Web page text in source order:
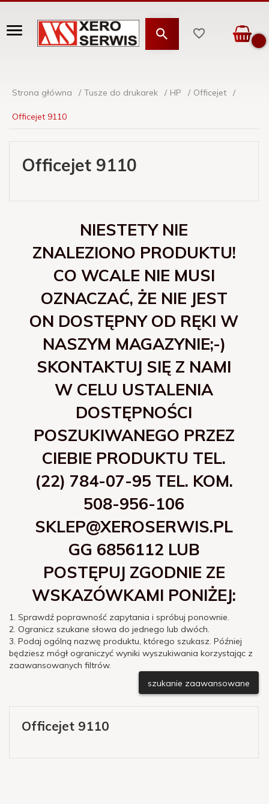
Strona główna Tusze do drukarek HP Officejet
Officejet 9110
Officejet 9110
NIESTETY NIE
ZNALEZIONO PRODUKTU!
CO WCALE NIE MUSI
OZNACZAĆ, ŻE NIE JEST
ON DOSTĘPNY OD RĘKI W
NASZYM MAGAZYNIE;-)
SKONTAKTUJ SIĘ Z NAMI
W CELU USTALENIA
DOSTĘPNOŚCI
POSZUKIWANEGO PRZEZ
CIEBIE PRODUKTU TEL.
(22) 784-07-95 TEL. KOM.
508-956-106
SKLEP@XEROSERWIS.PL
GG 6856112 LUB
POSTĘPUJ ZGODNIE ZE
WSKAZÓWKAMI PONIŻEJ:
1. Sprawdź poprawność zapytania i spróbuj ponownie.
2. Ogranicz szukane słowa do jednego lub dwóch.
3. Podaj ogólną nazwę produktu, którego szukasz. Później
będziesz mógł ograniczyć wyniki wyszukiwania korzystając z
zaawansowanych filtrów.
szukanie zaawansowane
Officejet 9110